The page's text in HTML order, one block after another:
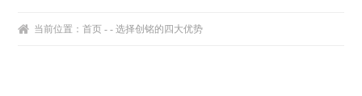
当前位置：首页 - - 选择创铭的四大优势